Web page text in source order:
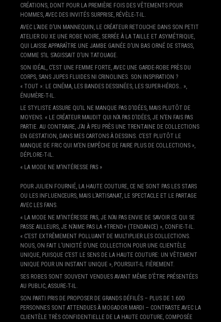
CRÉATIONS, DONT POUR LA PREMIÈRE FOIS DES VÊTEMENTS POUR
HOMMES, AVEC DES INVITÉS SURPRISE, RÉVÈLE-T-IL.
AVEC L’AIDE D’UN MANNEQUIN, LE CRÉATEUR RETOUCHE DANS SON PETIT
ATELIER DU XE UNE ROBE NOIRE, SERRÉE À LA TAILLE ET ASYMÉTRIQUE,
QUI LAISSE APPARAÎTRE UNE JAMBE GAINÉE D’UN BAS ORNÉ DE STRASS,
COMME S’IL S’AGISSAIT D’UN TATOUAGE.
SON IDÉAL, C’EST UNE FEMME FORTE, AVEC UNE GARDE-ROBE PRÈS DU
CORPS, SANS JUPES FLUIDES NI CRINOLINES. SON INSPIRATION ?
« TOUT »: LE CINÉMA, LES BANDES DESSINÉES, LES SUPER-HÉROS… »,
ÉNUMÈRE-T-IL.
LE STYLISTE ASSURE QU’IL NE MANQUE PAS D’IDÉES, MAIS PLUTÔT DE
MOYENS. « LE CRÉATEUR MAUDIT QUI N’A PAS D’IDÉES, JE N’EN FAIS PAS
PARTIE. AU CONTRAIRE, J’AI À PEU PRÈS UNE TRENTAINE DE COLLECTIONS
EN GESTATION, DANS MES CARTONS À DESSINS. C’EST PLUTÔT LE
MANQUE DE FRIC QUI M’EN EMPÊCHE DE FAIRE PLUS DE COLLECTIONS »,
DÉPLORE-T-IL.
« LA MODE NE M’INTÉRESSE PAS »
POUR JULIEN FOURNIÉ, LA HAUTE COUTURE, CE NE SONT PAS LES STARS
OU LES INFLUENCEURS, MAIS L’ARTISANAT, LE SPECTACLE ET LE PARTAGE
AVEC LES FANS.
« LA MODE NE M’INTÉRESSE PAS, JE N’AI PAS ENVIE DE SAVOIR CE QUI SE
PASSE AILLEURS, JE N’AIME PAS LA +TREND+ (TENDANCE) », CONFIE-T-IL.
« C’EST EXTRÊMEMENT POLLUANT DE MULTIPLIER LES COLLECTIONS.
NOUS, ON FAIT L’UNICITÉ D’UNE COLLECTION POUR UNE CLIENTÈLE
UNIQUE, PUISQUE C’EST LE SENS DE LA HAUTE COUTURE: UN VÊTEMENT
UNIQUE POUR UN INSTANT UNIQUE », POURSUIT-IL FIÈREMENT.
SES ROBES SONT SOUVENT VENDUES AVANT MÊME D’ÊTRE PRÉSENTÉES
AU PUBLIC, ASSURE-T-IL.
SON PARTI PRIS DE PROPOSER DE GRANDS DÉFILÉS – PLUS DE 1.600
PERSONNES SONT ATTENDUES À MOGADOR MARDI – CONTRASTE AVEC LA
CLIENTÈLE TRÈS CONFIDENTIELLE DE LA HAUTE COUTURE, COMPOSÉE